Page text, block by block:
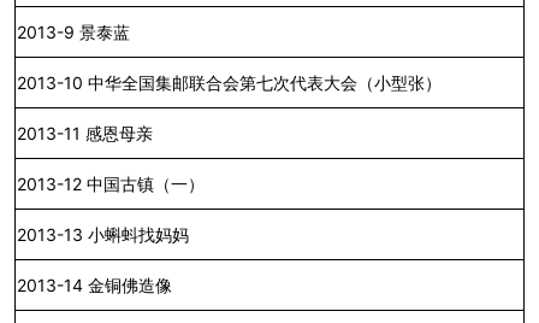
2013-9 景泰蓝
2013-10 中华全国集邮联合会第七次代表大会（小型张）
2013-11 感恩母亲
2013-12 中国古镇（一）
2013-13 小蝌蚪找妈妈
2013-14 金铜佛造像